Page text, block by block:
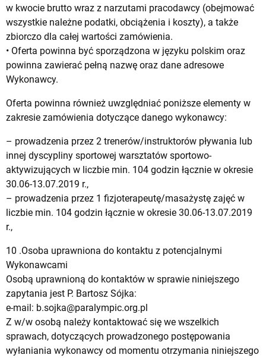
w kwocie brutto wraz z narzutami pracodawcy (obejmować
wszystkie należne podatki, obciążenia i koszty), a także
zbiorczo dla całej wartości zamówienia.
• Oferta powinna być sporządzona w języku polskim oraz
powinna zawierać pełną nazwę oraz dane adresowe
Wykonawcy.
Oferta powinna również uwzględniać poniższe elementy w
zakresie zamówienia dotyczące danego wykonawcy:
– prowadzenia przez 2 trenerów/instruktorów pływania lub
innej dyscypliny sportowej warsztatów sportowo-
aktywizujących w liczbie min. 104 godzin łącznie w okresie
30.06-13.07.2019 r.,
– prowadzenia przez 1 fizjoterapeutę/masażystę zajęć w
liczbie min. 104 godzin łącznie w okresie 30.06-13.07.2019
r.,
10 .Osoba uprawniona do kontaktu z potencjalnymi
Wykonawcami
Osobą uprawnioną do kontaktów w sprawie niniejszego
zapytania jest P. Bartosz Sójka:
e-mail: b.sojka@paralympic.org.pl
Z w/w osobą należy kontaktować się we wszelkich
sprawach, dotyczących prowadzonego postępowania
wyłaniania wykonawcy od momentu otrzymania niniejszego